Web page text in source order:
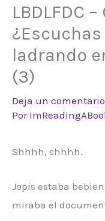
LBDLFDC
ladrando
(3)
Deja un comentario
Por
Shhhh, shhhh.
Jopis estaba
miraba el